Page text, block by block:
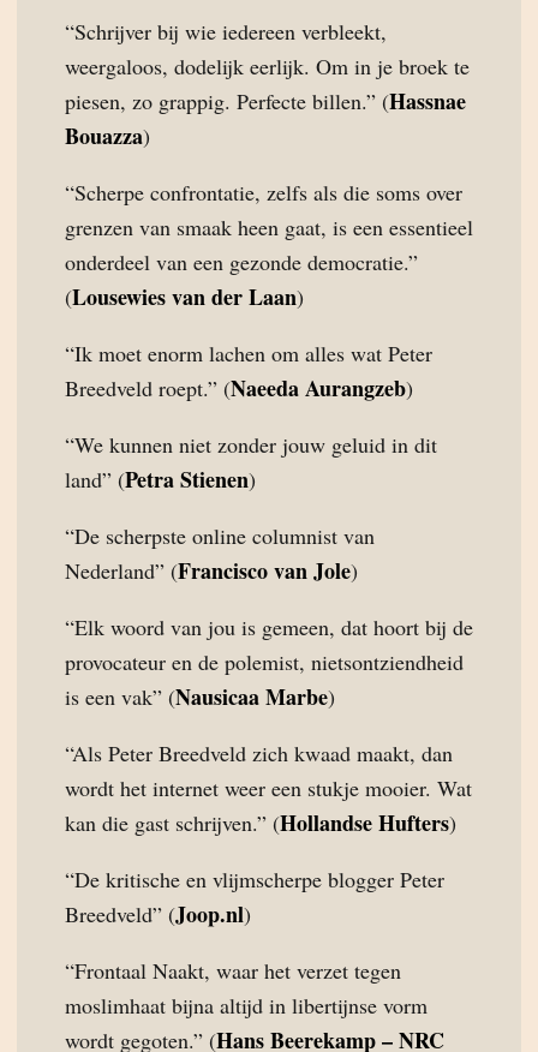
“Schrijver bij wie iedereen verbleekt,
weergaloos, dodelijk eerlijk. Om in je broek te
piesen, zo grappig. Perfecte billen.” (Hassnae
Bouazza)
“Scherpe confrontatie, zelfs als die soms over
grenzen van smaak heen gaat, is een essentieel
onderdeel van een gezonde democratie.”
(Lousewies van der Laan)
“Ik moet enorm lachen om alles wat Peter
Breedveld roept.” (Naeeda Aurangzeb)
“We kunnen niet zonder jouw geluid in dit
land” (Petra Stienen)
“De scherpste online columnist van
Nederland” (Francisco van Jole)
“Elk woord van jou is gemeen, dat hoort bij de
provocateur en de polemist, nietsontziendheid
is een vak” (Nausicaa Marbe)
“Als Peter Breedveld zich kwaad maakt, dan
wordt het internet weer een stukje mooier. Wat
kan die gast schrijven.” (Hollandse Hufters)
“De kritische en vlijmscherpe blogger Peter
Breedveld” (Joop.nl)
“Frontaal Naakt, waar het verzet tegen
moslimhaat bijna altijd in libertijnse vorm
wordt gegoten.” (Hans Beerekamp – NRC